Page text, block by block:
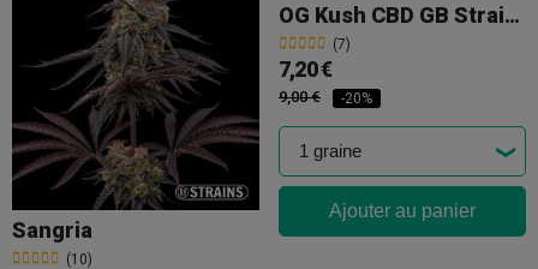
Sangria
(10)
OG Kush CBD GB Strains
(7)
7,20 €
9,00 € -20%
Ajouter au panier